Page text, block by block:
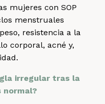
mujeres con SOP
menstruales
resistencia a la
corporal, acné y,
irregular tras la
normal?